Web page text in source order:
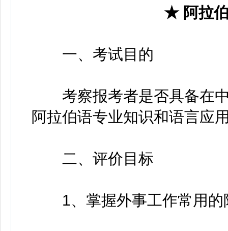
★ 阿拉
一、考试目的
考察报考者是否具备在中
阿拉伯语专业知识和语言应
二、评价目标
1、掌握外事工作常用的